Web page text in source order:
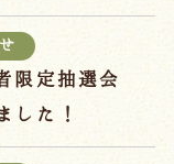
限定抽選会
した！